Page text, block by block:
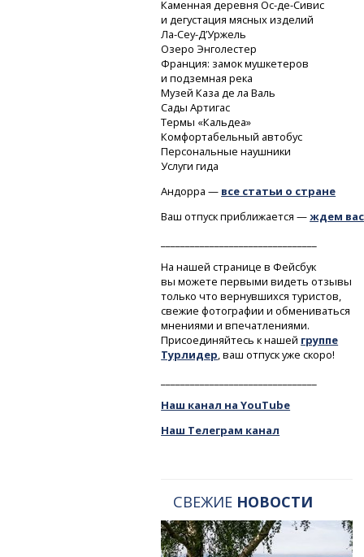
Каменная деревняОс-де-Сивис
и дегустация мясных изделий
Ла-Сеу-Д’Уржель
Озеро Энголестер
Франция: замок мушкетеров
и подземная река
Музей Каза де ла Валь
Сады Артигас
Термы «Кальдеа»
Комфортабельный автобус
Персональные наушники
Услуги гида
Андорра — все статьи о стране
Ваш отпуск приближается —ждем
На нашей странице в Фейсбук
вы можете первыми видеть отзывы
только что вернувшихся туристов,
свежие фотографии и обмениваться
мнениями и впечатлениями.
Присоединяйтесь к нашей группе
Турлидер, ваш отпуск уже скоро!
Наш канал на YouTube
Наш Телеграм канал
СВЕЖИЕ НОВОСТИ